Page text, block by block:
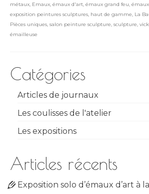
métaux, Emaux, émaux d'art, émaux grand feu,
exposition peintures sculptures, haut de gamme, La
Pièces uniques, salon peinture sculpture, sculpture,
émailleuse
Catégories
Articles de journaux
Les coulisses de l'atelier
Les expositions
Articles récents
Exposition solo d’émaux d’art à